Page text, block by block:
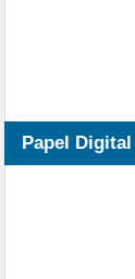
Papel Digital